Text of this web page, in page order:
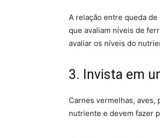
A relação entre queda
que avaliam níveis de
avaliar os níveis do
3. Invista em
Carnes vermelhas,
nutriente e devem fazer